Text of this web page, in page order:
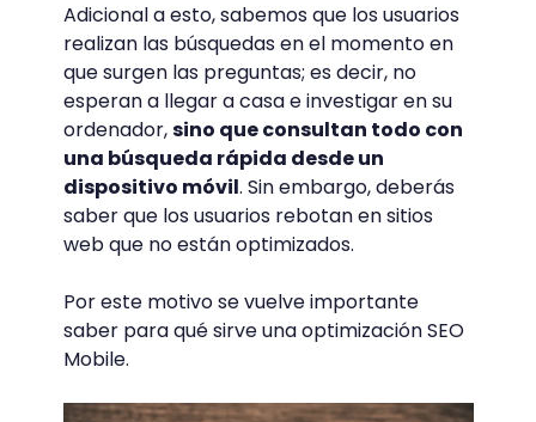
Adicional a esto, sabemos que los usuarios
realizan las búsquedas en el momento en
que surgen las preguntas; es decir, no
esperan a llegar a casa e investigar en su
ordenador,sino que consultan todo con
una búsqueda rápida desde un
dispositivo móvil. Sin embargo, deberás
saber que los usuarios rebotan en sitios
web que no están optimizados.
Por este motivo se vuelve importante
saber para qué sirve una optimización SEO
Mobile.